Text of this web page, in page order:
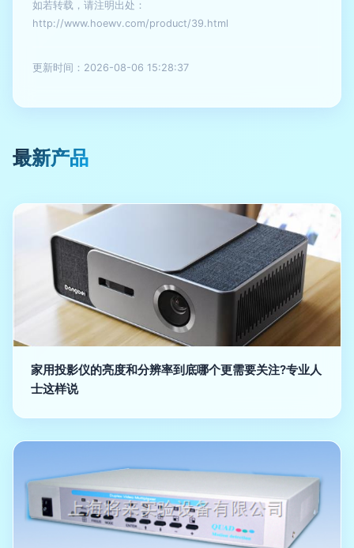
如若转载，请注明出处：
http://www.hoewv.com/product/39.html
更新时间：2026-08-06 15:28:37
最新产品
家用投影仪的亮度和分辨率到底哪个更需要关注?专业人
士这样说